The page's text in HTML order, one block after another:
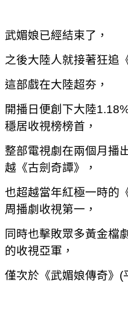
武媚娘已經結束了，
之後大陸人就接著狂追
這部戲在大陸超夯，
開播日便創下大陸
穩居收視榜榜首，
整部電視劇在兩個月播
越《古劍奇譚》，
也超越當年紅極一時的
周播劇收視第一，
同時也擊敗眾多黃金檔
的收視亞軍，
僅次於《武媚娘傳奇》(